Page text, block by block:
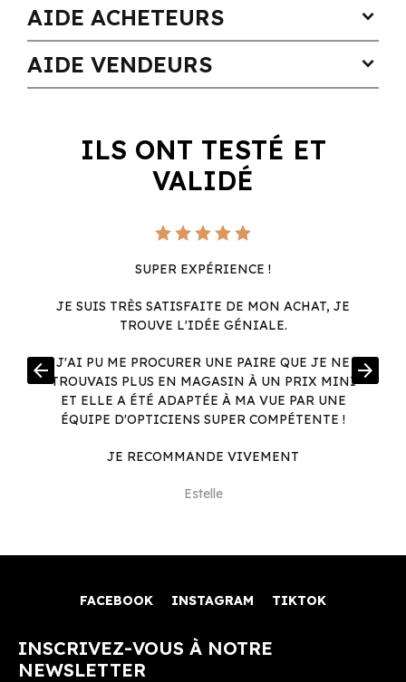
AIDE ACHETEURS expand_more
AIDE VENDEURS expand_more
ILS ONT TESTÉ ET
VALIDÉ
SUPER EXPÉRIENCE !
JE SUIS TRÈS SATISFAITE DE MON ACHAT, JE
TROUVE L'IDÉE GÉNIALE.
J'AI PU ME PROCURER UNE PAIRE QUE JE NE
TROUVAIS PLUS EN MAGASIN À UN PRIX MINI
ET ELLE A ÉTÉ ADAPTÉE À MA VUE PAR UNE
ÉQUIPE D'OPTICIENS SUPER COMPÉTENTE !
JE RECOMMANDE VIVEMENT
Estelle
arrow_back arrow_forward
FACEBOOK INSTAGRAM TIKTOK
INSCRIVEZ-VOUS À NOTRE
NEWSLETTER